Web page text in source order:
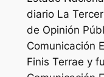
diario La
de Opinión
Comunicación
Finis Terrae y